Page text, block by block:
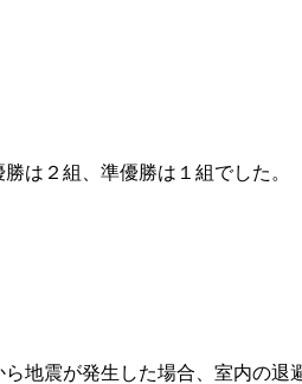
は２組、準優勝は１組でした。
地震が発生した場合、室内の退